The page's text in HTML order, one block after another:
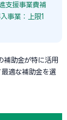
支援事業費補
事業：上限1
補助金が特に活用
適な補助金を選